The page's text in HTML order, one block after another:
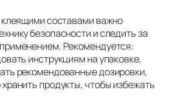
клеящими составами важно
безопасности и следить за
Рекомендуется:
инструкциям на упаковке,
рекомендованные дозировки,
продукты, чтобы избежать